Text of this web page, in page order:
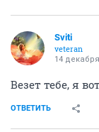
Sviti
veteran
14
Везет тебе, я
ОТВЕТИТЬ